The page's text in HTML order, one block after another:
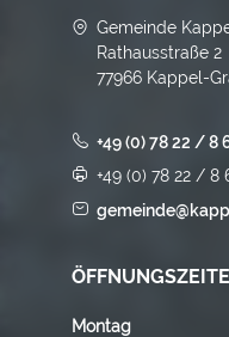
Gemeinde
Rathausstraße 2
77966 Kappel-
+49 (0) 78 22 / 8
+49 (0) 78 22 / 8
Montag